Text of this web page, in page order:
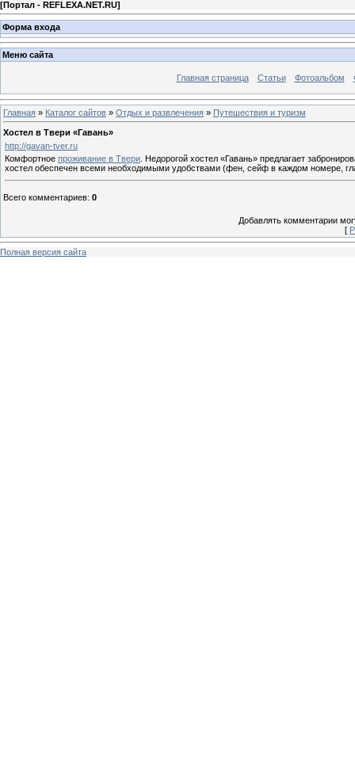
[Портал - REFLEXA.NET.RU]
Форма входа
Меню сайта
Главная страница Статьи Фотоальбом
Главная » Каталог сайтов » Отдых и развлечения » Путешествия и туризм
Хостел в Твери «Гавань»
http://gavan-tver.ru
Комфортное проживание в Твери . Недорогой хостел «Гавань» предлагает
хостел обеспечен всеми необходимыми удобствами (фен, сейф в каждом номере,
Всего комментариев: 0
Добавлять комментарии
[
Полная версия сайта